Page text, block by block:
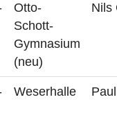
Otto-
Schott-
Gymnasium
(neu)
Nils
Weserhalle